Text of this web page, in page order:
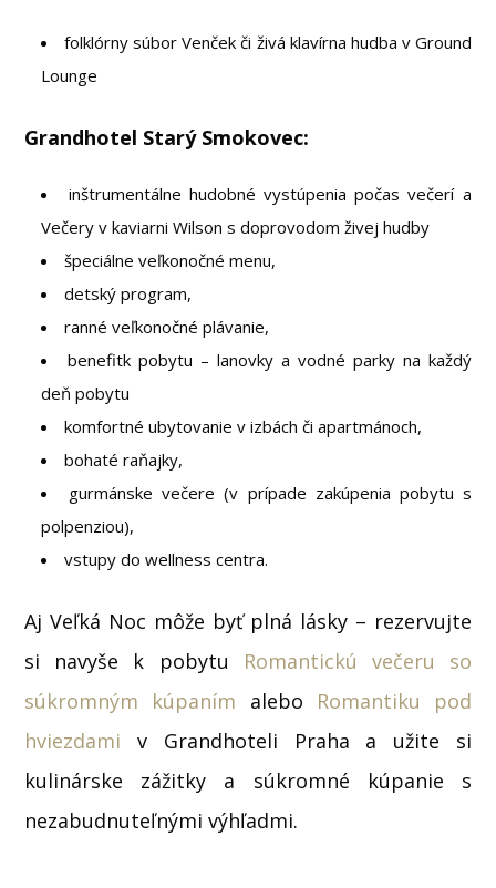
folklórny súbor Venček či živá klavírna hudba v Ground
Lounge
Grandhotel Starý Smokovec:
inštrumentálne hudobné vystúpenia počas večerí a
Večery v kaviarni Wilson s doprovodom živej hudby
špeciálne veľkonočné menu,
detský program,
ranné veľkonočné plávanie,
benefitk pobytu – lanovky a vodné parky na každý
deň pobytu
komfortné ubytovanie v izbách či apartmánoch,
bohaté raňajky,
gurmánske večere (v prípade zakúpenia pobytu s
polpenziou),
vstupy do wellness centra.
Aj Veľká Noc môže byť plná lásky – rezervujte
si navyše k pobytu
Romantickú večeru so
súkromným kúpaním alebo
Romantiku pod
hviezdami v Grandhoteli Praha a užite si
kulinárske zážitky a súkromné kúpanie s
nezabudnuteľnými výhľadmi.